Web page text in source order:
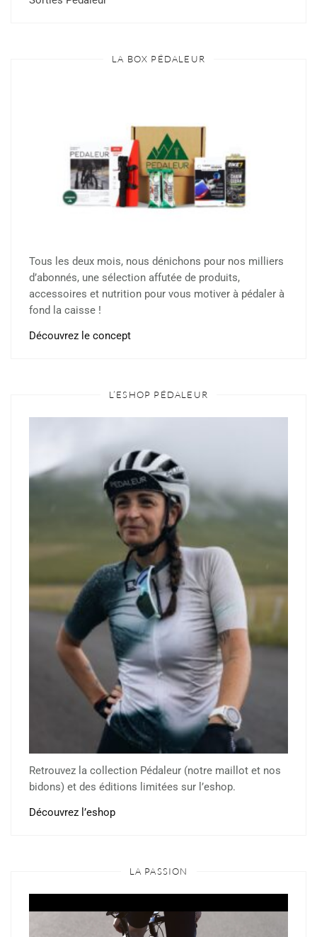
LA BOX PÉDALEUR
Tous les deux mois, nous dénichons pour nos milliers
d’abonnés, une sélection affutée de produits,
accessoires et nutrition pour vous motiver à pédaler à
fond la caisse !
Découvrez le concept
L’ESHOP PÉDALEUR
Retrouvez la collection Pédaleur (notre maillot et nos
bidons) et des éditions limitées sur l’eshop.
Découvrez l’eshop
LA PASSION